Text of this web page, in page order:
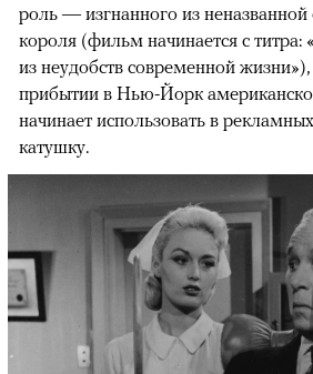
роль — изгнанного из неназванной
короля (фильм начинается с
из неудобств современной
прибытии в Нью-Йорк
начинает использовать в
катушку.